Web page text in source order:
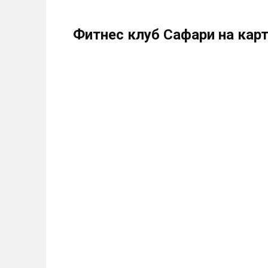
Фитнес клуб Сафари на